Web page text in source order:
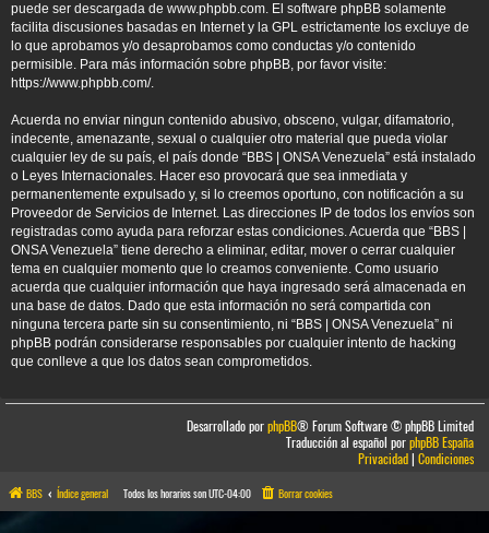
puede ser descargada de www.phpbb.com. El software phpBB solamente
facilita discusiones basadas en Internet y la GPL estrictamente los excluye de
lo que aprobamos y/o desaprobamos como conductas y/o contenido
permisible. Para más información sobre phpBB, por favor visite:
https://www.phpbb.com/.
Acuerda no enviar ningun contenido abusivo, obsceno, vulgar, difamatorio,
indecente, amenazante, sexual o cualquier otro material que pueda violar
cualquier ley de su país, el país donde “BBS | ONSA Venezuela” está instalado
o Leyes Internacionales. Hacer eso provocará que sea inmediata y
permanentemente expulsado y, si lo creemos oportuno, con notificación a su
Proveedor de Servicios de Internet. Las direcciones IP de todos los envíos son
registradas como ayuda para reforzar estas condiciones. Acuerda que “BBS |
ONSA Venezuela” tiene derecho a eliminar, editar, mover o cerrar cualquier
tema en cualquier momento que lo creamos conveniente. Como usuario
acuerda que cualquier información que haya ingresado será almacenada en
una base de datos. Dado que esta información no será compartida con
ninguna tercera parte sin su consentimiento, ni “BBS | ONSA Venezuela” ni
phpBB podrán considerarse responsables por cualquier intento de hacking
que conlleve a que los datos sean comprometidos.
Desarrollado porphpBB® Forum Software © phpBB Limited
Traducción al español porphpBB España
Privacidad|Condiciones
BBS Índice general Todos los horarios sonUTC-04:00 Borrar cookies